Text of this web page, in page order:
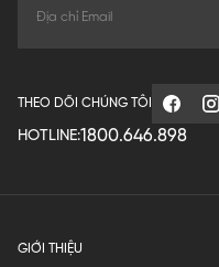
THEO DÕI CHÚNG TÔI
HOTLINE:1800.646.898
GIỚI THIỆU